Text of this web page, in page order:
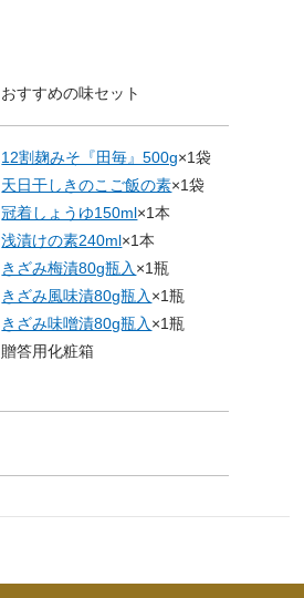
おすすめの味セット
12割麹みそ『田毎』500g×1袋
天日干しきのこご飯の素×1袋
冠着しょうゆ150ml×1本
浅漬けの素240ml×1本
きざみ梅漬80g瓶入 ×1瓶
きざみ風味漬80g瓶入 ×1瓶
きざみ味噌漬80g瓶入 ×1瓶
贈答用化粧箱